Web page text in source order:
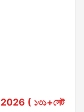
( ১৩১+সেট